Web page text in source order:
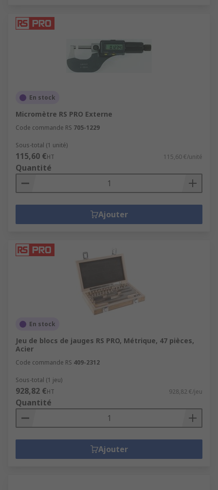
En stock
Micromètre RS PRO Externe
Code commande RS 705-1229
Sous-total (1 unité)
115,60 €HT 115,60 €/unité
Quantité
Ajouter
En stock
Jeu de blocs de jauges RS PRO, Métrique, 47 pièces,
Acier
Code commande RS 409-2312
Sous-total (1 jeu)
928,82 €HT 928,82 €/jeu
Quantité
Ajouter